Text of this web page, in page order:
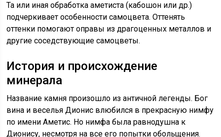
Та или иная обработка аметиста (кабошон или др.)
подчеркивает особенности самоцвета. Оттенять
оттенки помогают оправы из драгоценных металлов и
другие соседствующие самоцветы.
История и происхождение
минерала
Название камня произошло из античной легенды. Бог
вина и веселья Дионис влюбился в прекрасную нимфу
по имени Аметис. Но нимфа была равнодушна к
Дионису, несмотря на все его попытки обольщения.